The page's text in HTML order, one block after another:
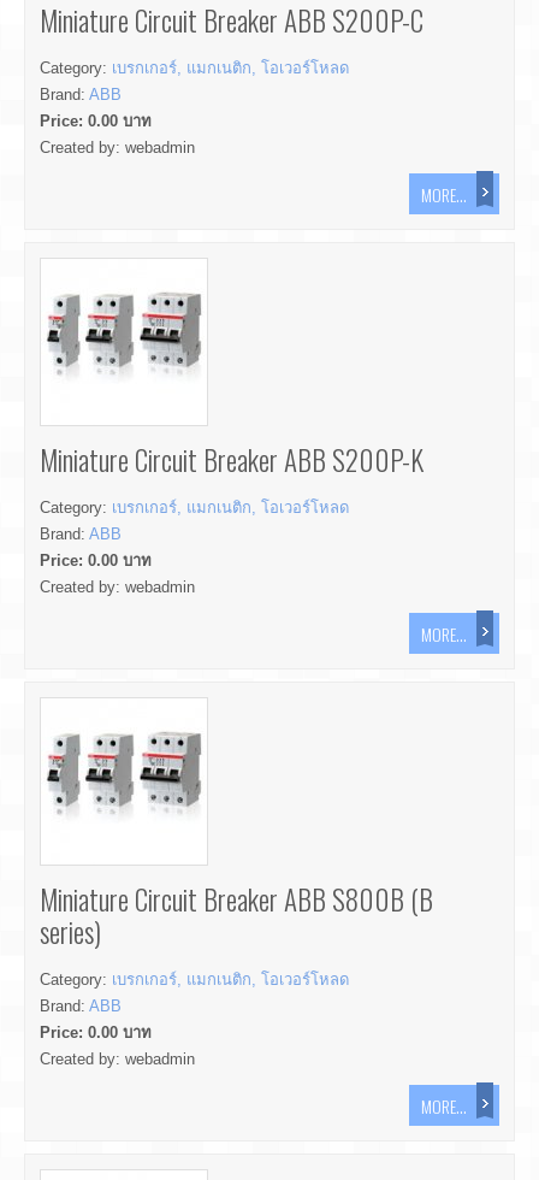
Miniature Circuit Breaker ABB S200P-C
Category: เบรกเกอร์, แมกเนติก, โอเวอร์โหลด
Brand: ABB
Price: 0.00 บาท
Created by: webadmin
MORE...
Miniature Circuit Breaker ABB S200P-K
Category: เบรกเกอร์, แมกเนติก, โอเวอร์โหลด
Brand: ABB
Price: 0.00 บาท
Created by: webadmin
MORE...
Miniature Circuit Breaker ABB S800B (B
series)
Category: เบรกเกอร์, แมกเนติก, โอเวอร์โหลด
Brand: ABB
Price: 0.00 บาท
Created by: webadmin
MORE...